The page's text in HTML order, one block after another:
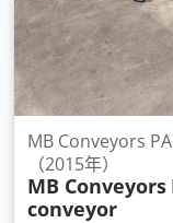
MB Conveyors
（2015年）
MB Conveyors
conveyor